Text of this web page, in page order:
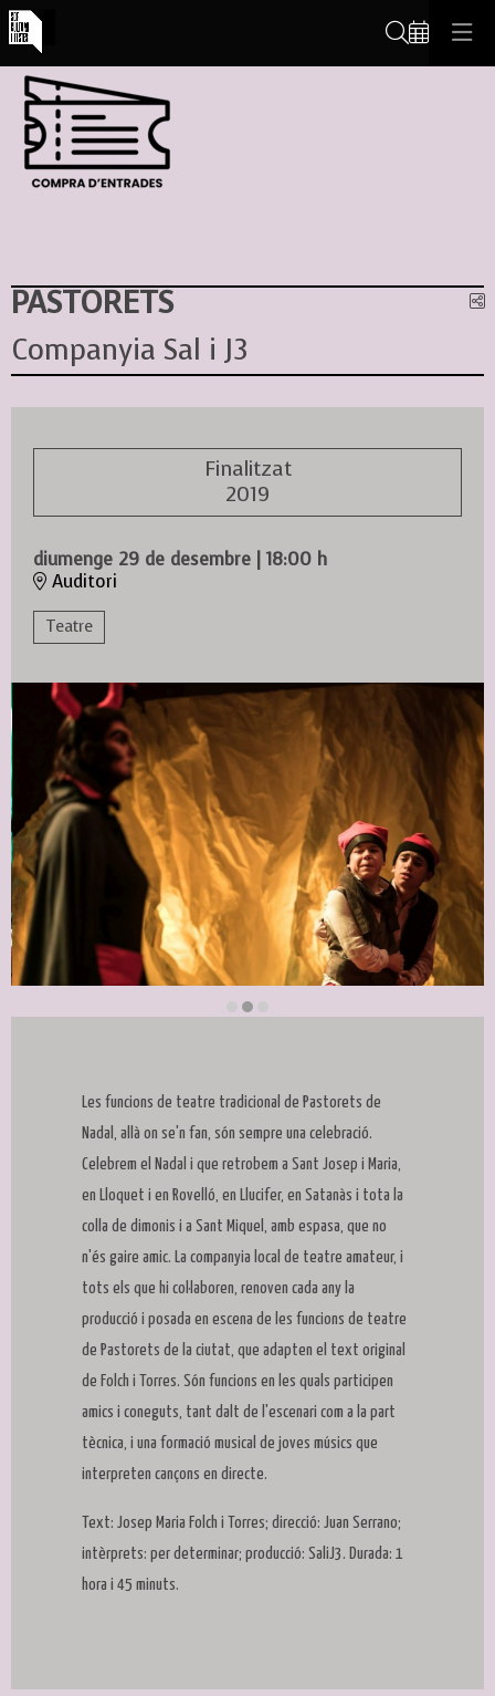
PASTORETS
Companyia Sal i J3
Finalitzat
2019
diumenge 29 de desembre | 18:00 h
Auditori
Teatre
Les funcions de teatre tradicional de Pastorets de
Nadal, allà on se'n fan, són sempre una celebració.
Celebrem el Nadal i que retrobem a Sant Josep i Maria,
en Lloquet i en Rovelló, en Llucifer, en Satanàs i tota la
colla de dimonis i a Sant Miquel, amb espasa, que no
n'és gaire amic. La companyia local de teatre amateur, i
tots els que hi col·laboren, renoven cada any la
producció i posada en escena de les funcions de teatre
de Pastorets de la ciutat, que adapten el text original
de Folch i Torres. Són funcions en les quals participen
amics i coneguts, tant dalt de l'escenari com a la part
tècnica, i una formació musical de joves músics que
interpreten cançons en directe.
Text: Josep Maria Folch i Torres; direcció: Juan Serrano;
intèrprets: per determinar; producció: SaliJ3. Durada: 1
hora i 45 minuts.